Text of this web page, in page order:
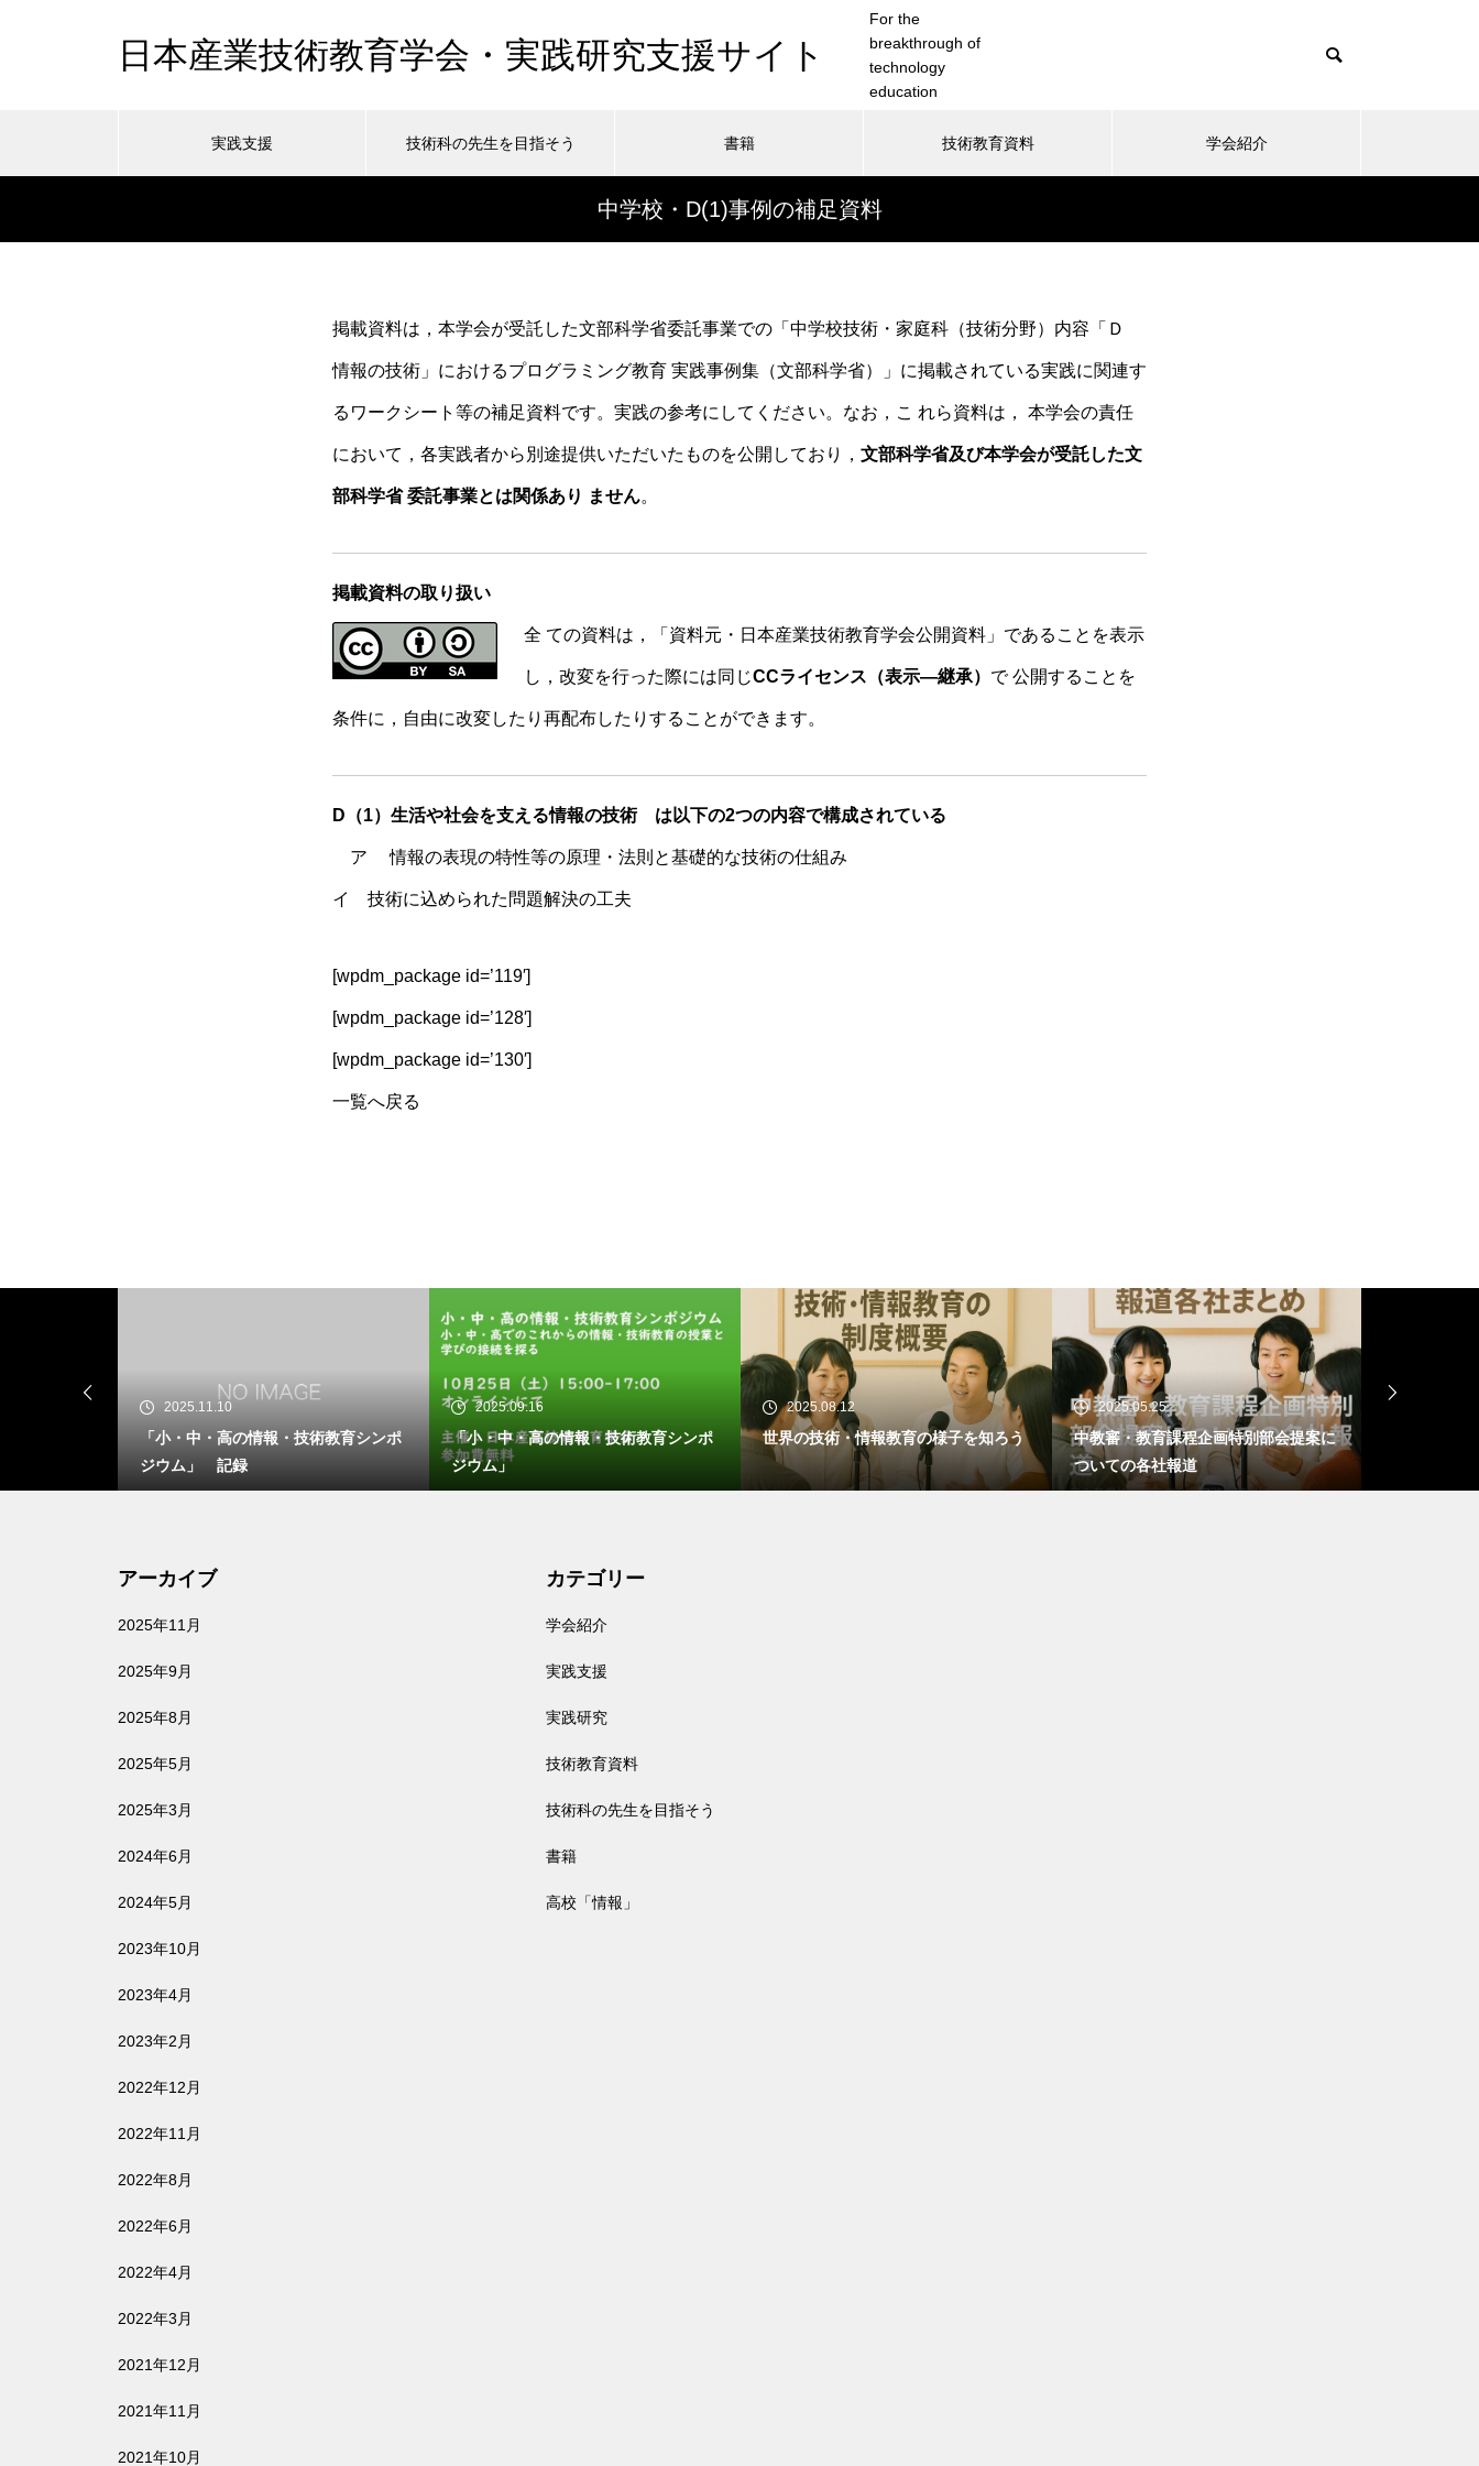
日本産業技術教育学会・実践研究支援サイト
For the
breakthrough of
technology
education
実践支援 技術科の先生を目指そう 書籍 技術教育資料 学会紹介
技術科の先生を目指そう
題集 2024年度参考書発刊
指導能力認定試験」一次試験の
ご案内
認定試験」の受験申し込み受付
中
中学校技術科教員採用試験 20
技術科指導能力認定試験とは？
中学校・D(1)事例の補足資料
掲載資料は，本学会が受託した文部科学省委託事業での 「中学校技術・家庭科（技術分野）内容「Ｄ
情報の技術」におけるプログラミング教育 実践事例集（文部科学省）」 に掲載されている実践に関連す
るワークシート等の補足資料です。実践の参考にしてください。なお，こ れら資料は， 本学会の責任
において，各実践者から別途提供いただいたものを公開しており， 文部科学省及び本学会が受託した文
部科学省 委託事業とは関係あり ません。
掲載資料の取り扱い
全 ての資料は，「資料元・日本産業技術教育学会公開資料」であることを表示
し，改変を行った際には同じCCライセンス（表示—継承） で 公開することを
条件に，自由に改変したり再配布したりすることができます。
D（1）生活や社会を支える情報の技術 は以下の2つの内容で構成されている
ア 情報の表現の特性等の原理・法則と基礎的な技術の仕組み
イ 技術に込められた問題解決の工夫
[wpdm_package id=’119′]
[wpdm_package id=’128′]
[wpdm_package id=’130′]
一覧へ戻る
の情報・技術教育シンポ
「小・中・高の情報・技術教育シンポ
ジウム」
世界の技術・情報教育の様子を知ろう
中教審・教育課程企画特別部会提案に
ついての各社報道
2025.05.15
初等中等教育におけるSTEAM教育の
導入とテクノロジー教育の拡充・刷新
について要望の解説
アーカイブ
2025年11月
2025年9月
2025年8月
2025年5月
2025年3月
2024年6月
2024年5月
2023年10月
2023年4月
2023年2月
2022年12月
2022年11月
2022年8月
2022年6月
2022年4月
2022年3月
2021年12月
2021年11月
2021年10月
カテゴリー
学会紹介
実践支援
実践研究
技術教育資料
技術科の先生を目指そう
書籍
高校「情報」